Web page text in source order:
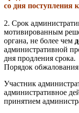
со дня поступления
2. Срок
мотивированным
органа, не более чем
административной
дня продления срока.
Порядок обжалования
Участник
административное
принятием